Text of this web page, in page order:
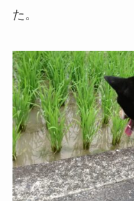
た。